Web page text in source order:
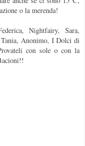
o la merenda!
Nightfairy, Sara,
Anonimo, I Dolci di
con sole o con la